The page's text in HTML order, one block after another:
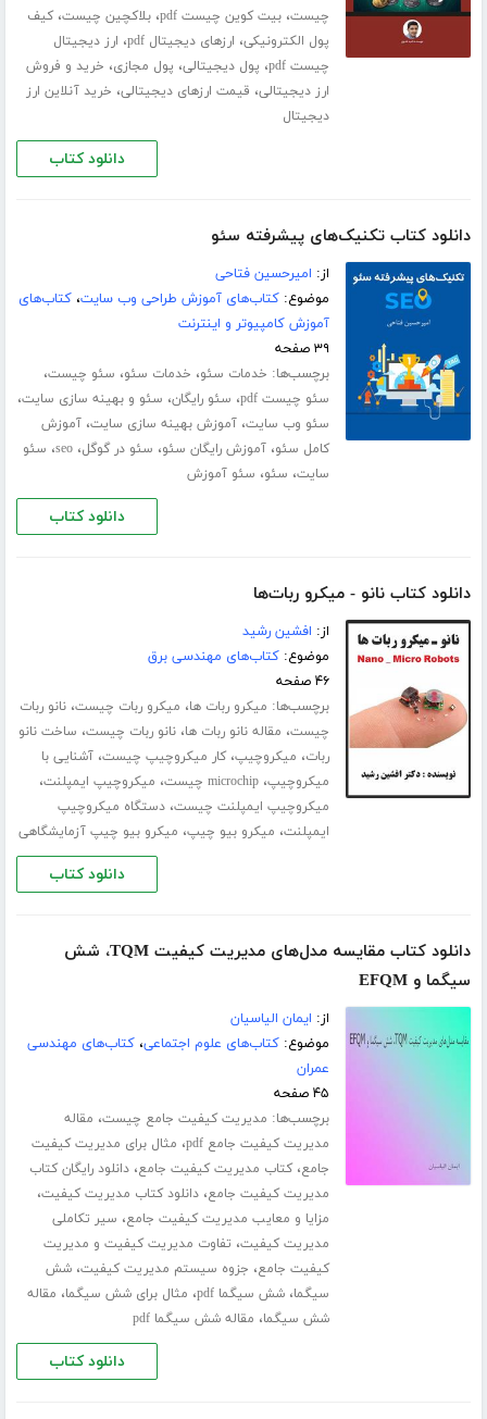
چیست،بیت کوین چیست pdf ،بلاکچین چیست،کیف
پول الکترونیکی، ارزهای دیجیتال pdf ، ارز دیجیتال
چیست pdf
، پول دیجیتالی، پول مجازی، خرید و فروش
ارز دیجیتالی، قیمت ارزهای دیجیتالی، خرید آنلاین ارز
دیجیتال
دانلود کتاب
دانلود کتاب تکنیک‌های پیشرفته سئو
از: امیرحسین فتاحی
موضوع:کتاب‌های آموزش طراحی وب سایت،کتاب‌های
آموزش کامپیوتر و اینترنت
۳۹ صفحه
برچسب‌ها: خدمات سئو، خدمات سئو، سئو چیست،
سئو چیست pdf ، سئو رایگان، سئو و بهینه سازی سایت،
سئو وب سایت،آموزش بهینه سازی سایت،آموزش
کامل سئو،آموزش رایگان سئو، سئو در گوگل،seo، سئو
سایت، سئو، سئو آموزش
دانلود کتاب
دانلود کتاب نانو - میکرو ربات‌ها
از: افشین رشید
موضوع:کتاب‌های مهندسی برق
۴۶ صفحه
برچسب‌ها: میکرو ربات ها، میکرو ربات چیست،نانو ربات
چیست، مقاله نانو ربات ها،نانو ربات چیست، ساخت نانو
ربات، میکروچیپ،کار میکروچیپ چیست،آشنایی با
میکروچیپ،microchip چیست ، میکروچیپ ایمپلنت،
میکروچیپ ایمپلنت چیست،دستگاه میکروچیپ
ایمپلنت، میکرو بیو چیپ، میکرو بیو چیپ آزمایشگاهی
دانلود کتاب
دانلود کتاب مقایسه مدل‌های مدیریت کیفیت TQM، شش
سیگما و EFQM
از: ایمان الیاسیان
موضوع:کتاب‌های علوم اجتماعی،کتاب‌های مهندسی
عمران
۴۵ صفحه
برچسب‌ها: مدیریت کیفیت جامع چیست، مقاله
مدیریت کیفیت جامع pdf
، مثال برای مدیریت کیفیت
جامع،کتاب مدیریت کیفیت جامع،دانلود رایگان کتاب
مدیریت کیفیت جامع،دانلود کتاب مدیریت کیفیت،
مزایا و معایب مدیریت کیفیت جامع، سیر تکاملی
مدیریت کیفیت، تفاوت مدیریت کیفیت و مدیریت
کیفیت جامع، جزوه سیستم مدیریت کیفیت،شش
سیگما،شش سیگما pdf ، مثال برای شش سیگما، مقاله
شش سیگما، مقاله شش سیگما pdf
دانلود کتاب